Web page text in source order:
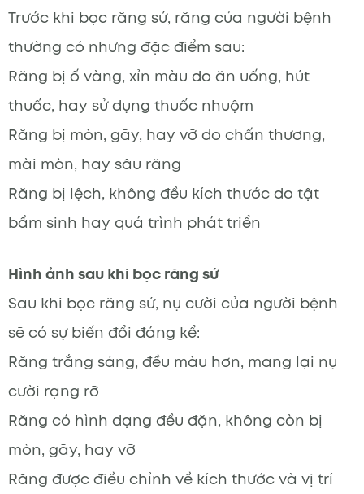
Trước khi bọc răng sứ, răng của người bệnh
thường có những đặc điểm sau:
Răng bị ố vàng, xỉn màu do ăn uống, hút
thuốc, hay sử dụng thuốc nhuộm
Răng bị mòn, gãy, hay vỡ do chấn thương,
mài mòn, hay sâu răng
Răng bị lệch, không đều kích thước do tật
bẩm sinh hay quá trình phát triển
Hình ảnh sau khi bọc răng sứ
Sau khi bọc răng sứ, nụ cười của người bệnh
sẽ có sự biến đổi đáng kể:
Răng trắng sáng, đều màu hơn, mang lại nụ
cười rạng rỡ
Răng có hình dạng đều đặn, không còn bị
mòn, gãy, hay vỡ
Răng được điều chỉnh về kích thước và vị trí